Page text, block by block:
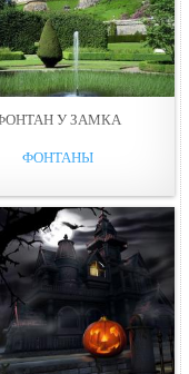
У ЗАМКА
ФОНТАНЫ